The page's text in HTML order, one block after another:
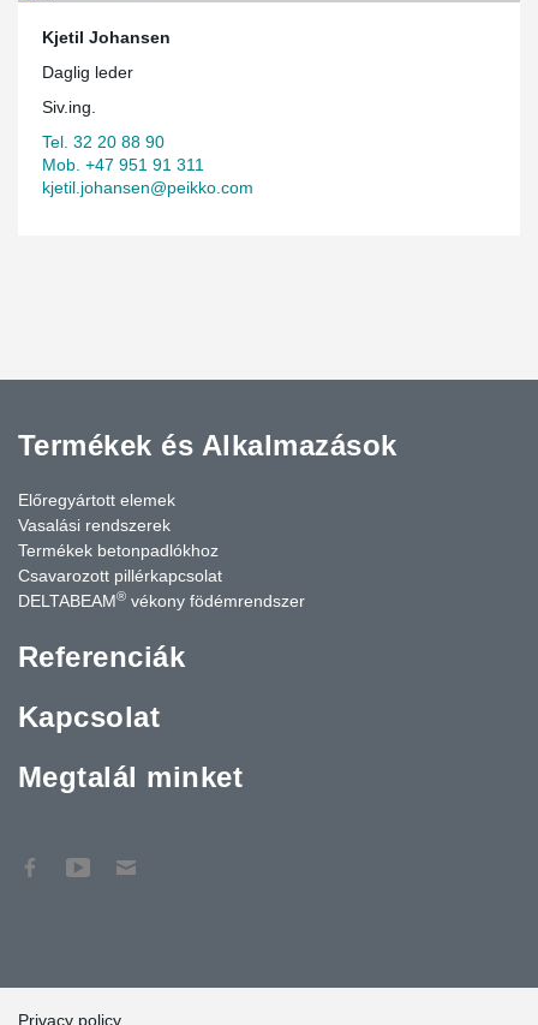
Kjetil Johansen
Daglig leder
Siv.ing.
Tel. 32 20 88 90
Mob. +47 951 91 311
kjetil.johansen@peikko.com
Termékek és Alkalmazások
Előregyártott elemek
Vasalási rendszerek
Termékek betonpadlókhoz
Csavarozott pillérkapcsolat
DELTABEAM® vékony födémrendszer
Referenciák
Kapcsolat
Megtalál minket
Privacy policy